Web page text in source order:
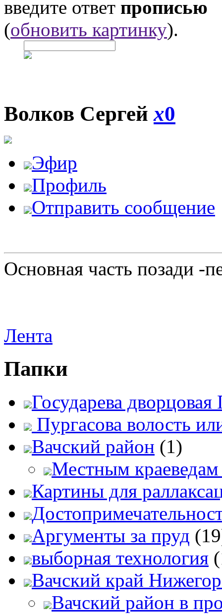
введите ответ прописью
(обновить картинку).
Волков Сергейx0
Эфир
Профиль
Отправить сообщение
Основная часть позади -
Лента
Папки
Государева
Пургасова волость
Вачский район (1)
Местным
Картины для
Аргументы за пруд
выборная технология
Вачский край
Вачский район в